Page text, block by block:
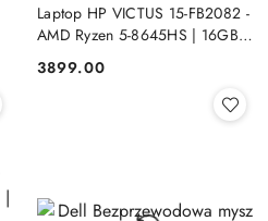
Laptop HP VICTUS 15-FB2082 -
AMD Ryzen 5-8645HS | 16GB |
GeForce RTX 4050 6144MB |
Cena:
3899.00